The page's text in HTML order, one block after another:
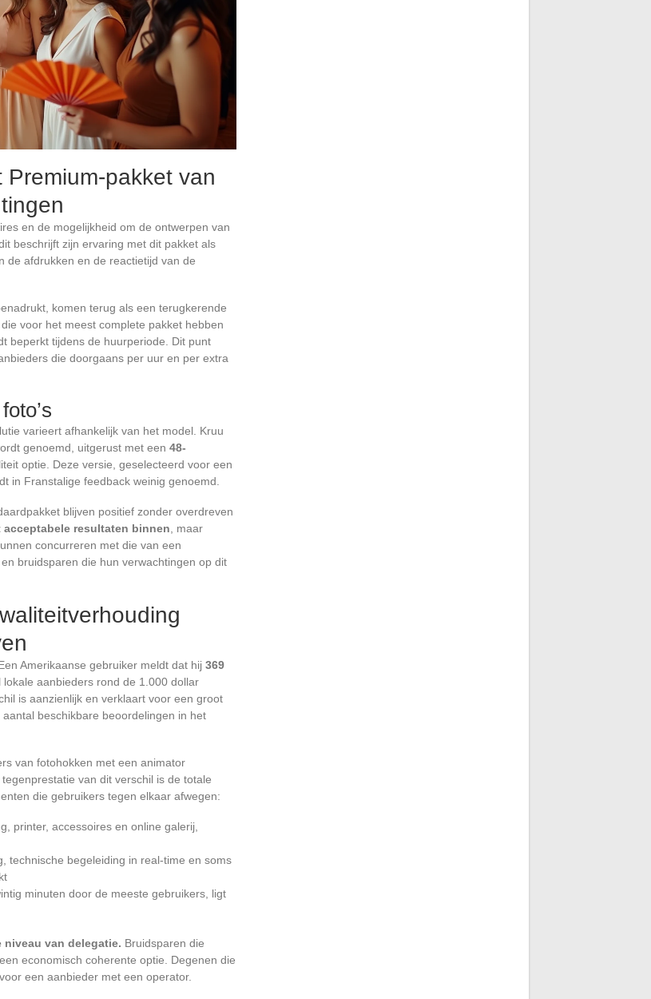
pakket van
en de mogelijkheid om de ontwerpen van
beschrijft zijn ervaring met dit pakket als
de afdrukken en de reactietijd van de
komen terug als een terugkerende
voor het meest complete pakket hebben
beperkt tijdens de huurperiode. Dit punt
die doorgaans per uur en per extra
varieert afhankelijk van het model. Kruu
genoemd, uitgerust met een 48-
optie. Deze versie, geselecteerd voor een
in Franstalige feedback weinig genoemd.
blijven positief zonder overdreven
resultaten binnen , maar
concurreren met die van een
bruidsparen die hun verwachtingen op dit
Amerikaanse gebruiker meldt dat hij 369
lokale aanbieders rond de 1.000 dollar
is aanzienlijk en verklaart voor een groot
beschikbare beoordelingen in het
van fotohokken met een animator
van dit verschil is de totale
die gebruikers tegen elkaar afwegen:
printer, accessoires en online galerij,
technische begeleiding in real-time en soms
minuten door de meeste gebruikers, ligt
niveau van delegatie. Bruidsparen die
economisch coherente optie. Degenen die
een aanbieder met een operator.